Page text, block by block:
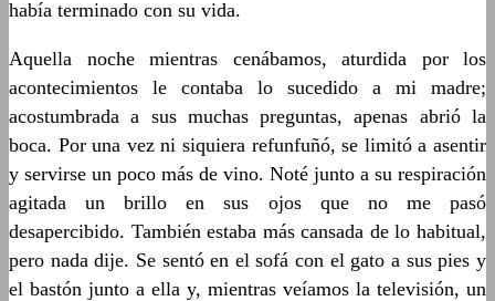
había terminado con su vida.
Aquella noche mientras cenábamos, aturdida por los
acontecimientos le contaba lo sucedido a mi madre;
acostumbrada a sus muchas preguntas, apenas abrió la
boca. Por una vez ni siquiera refunfuñó, se limitó a asentir
y servirse un poco más de vino. Noté junto a su respiración
agitada un brillo en sus ojos que no me pasó
desapercibido. También estaba más cansada de lo habitual,
pero nada dije. Se sentó en el sofá con el gato a sus pies y
el bastón junto a ella y, mientras veíamos la televisión, un